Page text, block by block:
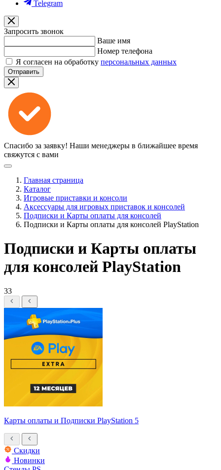
Telegram
Запросить звонок
Ваше имя
Номер телефона
Я согласен на обработку персональных данных
Отправить
Спасибо за заявку! Наши менеджеры в ближайшее время
свяжутся с вами
Главная страница
Каталог
Игровые приставки и консоли
Аксессуары для игровых приставок и консолей
Подписки и Карты оплаты для консолей
Подписки и Карты оплаты для консолей PlayStation
Подписки и Карты оплаты
для консолей PlayStation
33
Карты оплаты и Подписки PlayStation 5
Скидки
Новинки